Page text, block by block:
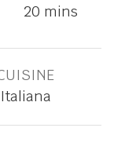
20 mins
Italiana